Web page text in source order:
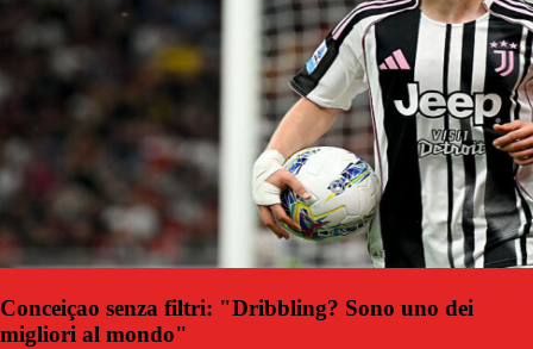
Conceiçao senza filtri: "Dribbling? Sono uno dei
migliori al mondo"